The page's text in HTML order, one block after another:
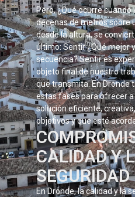
Pero, ¿Qué ocurre
decenas de metros sobre
desde la altura, se
último: Sentir ¿Qué mejor
secuencia? Sentir es
objeto final de nuestro
que transmita. En Dronde
estas fases para ofrecer
solución eficiente,
objetivos y que esté
CALIDAD Y
SEGURIDAD
En Dronde, la calidad y la